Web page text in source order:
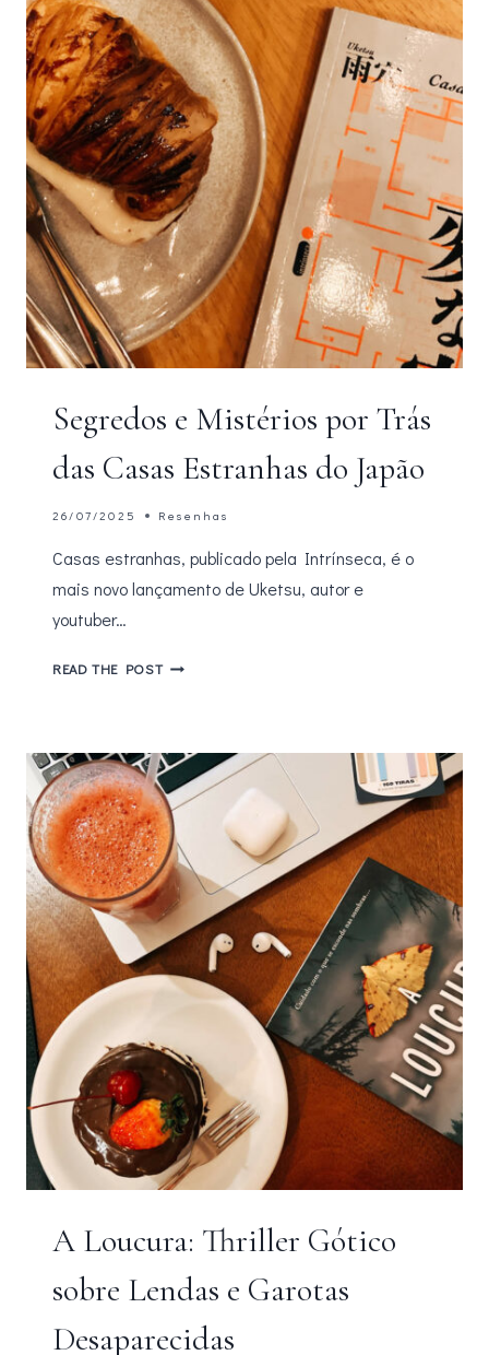
DE
UMA
VINGANÇA
Segredos e Mistérios por Trás
das Casas Estranhas do Japão
26/07/2025 Resenhas
Casas estranhas, publicado pela Intrínseca, é o
mais novo lançamento de Uketsu, autor e
youtuber…
READ THE POSTSEGREDOS
TRÁS
DAS
CASAS
ESTRANHAS
DO
JAPÃO
A Loucura: Thriller Gótico
sobre Lendas e Garotas
Desaparecidas